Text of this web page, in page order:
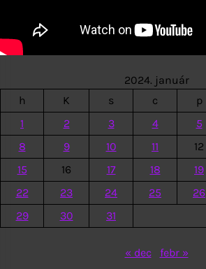
2024. január
h
K s c p
1
2 3 4 5
8
9 10 11 12
15
16 17 18 19
22
23 24 25 26
29
30 31
« dec febr »